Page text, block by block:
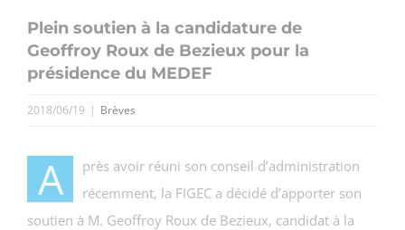
Plein soutien à la candidature de
Geoffroy Roux de Bezieux pour la
présidence du MEDEF
2018/06/19 | Brèves
A
près avoir réuni son conseil d’administration
récemment, la FIGEC a décidé d’apporter son
soutien à M. Geoffroy Roux de Bezieux, candidat à la